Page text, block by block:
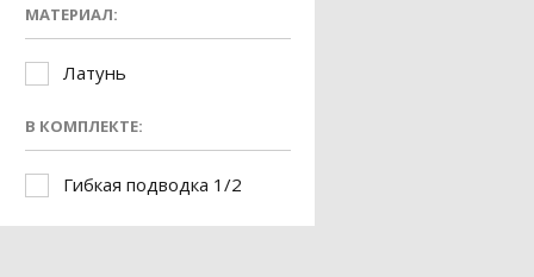
МАТЕРИАЛ:
Латунь
В КОМПЛЕКТЕ:
Гибкая подводка 1/2